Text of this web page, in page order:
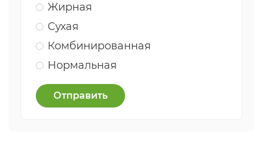
Жирная
Сухая
Комбинированная
Нормальная
Отправить